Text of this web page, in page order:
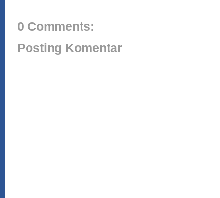
0 Comments:
Posting Komentar